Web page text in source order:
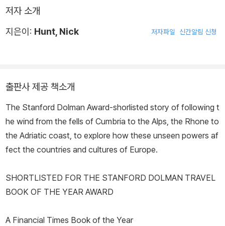
저자 소개
지은이: Hunt, Nick 저자파일 신간알림 신청
출판사 제공 책소개
The Stanford Dolman Award-shorlisted story of following t
he wind from the fells of Cumbria to the Alps, the Rhone to
the Adriatic coast, to explore how these unseen powers af
fect the countries and cultures of Europe.
SHORTLISTED FOR THE STANFORD DOLMAN TRAVEL
BOOK OF THE YEAR AWARD
A Financial Times Book of the Year